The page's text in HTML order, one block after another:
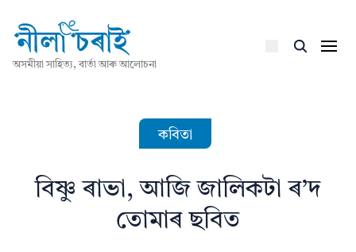
অসমীয়া সাহিত্য, বাৰ্তা আৰু আলোচনা
কবিতা
বিষ্ণু ৰাভা, আজি জালিকটা ৰ’দ
তোমাৰ ছবিত